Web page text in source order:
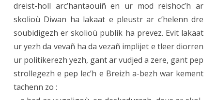
dreist-holl arc’hantaouiñ en ur mod reishoc’h ar
skolioù Diwan ha lakaat e pleustr ar c’helenn dre
soubidigezh er skolioù publik ha prevez. Evit lakaat
ur yezh da vevañ ha da vezañ implijet e tleer diorren
ur politikerezh yezh, gant ar vudjed a zere, gant pep
strollegezh e pep lec’h e Breizh a-bezh war kement
tachenn zo :